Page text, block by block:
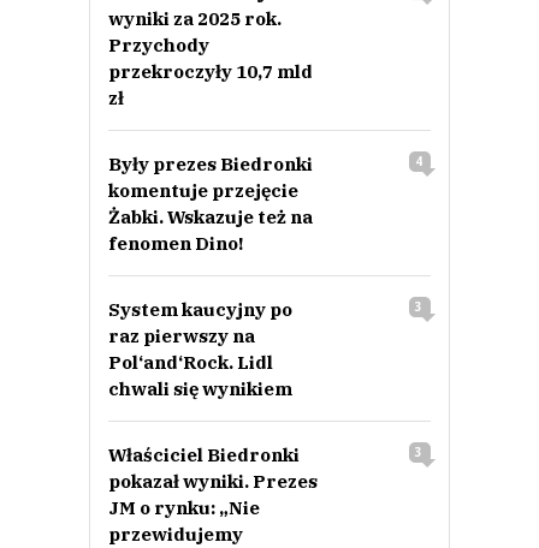
wyniki za 2025 rok.
Przychody
przekroczyły 10,7 mld
zł
Były prezes Biedronki
komentuje przejęcie
Żabki. Wskazuje też na
fenomen Dino!
4
System kaucyjny po
raz pierwszy na
Pol‘and‘Rock. Lidl
chwali się wynikiem
3
Właściciel Biedronki
pokazał wyniki. Prezes
JM o rynku: „Nie
przewidujemy
3